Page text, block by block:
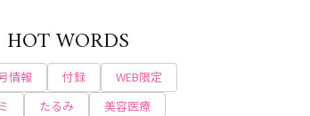
HOT WORDS
情報 付録
WEB限定
たるみ
美容医療